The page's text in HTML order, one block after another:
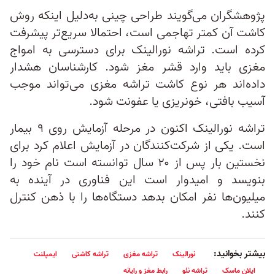
پژوهشگران می‌گویند طراحی چینی به‌دلیل اینکه روش
کاشت آن کمتر تهاجمی است، احتمالا سریع‌تر پیشرفت
کرده است. تراشه نورالینک برای دسترسی به امواج
مغزی باید وارد قشر مغز شود. کارشناسان هشدار
داده‌اند هر نوع کاشت تراشه مغزی می‌تواند موجب
آسیب بافتی، خونریزی یا عفونت شود.
تراشه نورالینک اکنون در مرحله آزمایش روی ۹ بیمار
است. یکی از شرکت‌کنندگان در آزمایش‌ اعلام کرد برای
نخستین بار پس از ۲۰ سال توانسته است نام خود را
بنویسد و امیدوار است این فناوری در آینده به
میلیون‌ها نفر امکان بدهد دستگاه‌ها را با ذهن کنترل
کنند.
بیشتر بخوانید: نورالینک تراشه مغزی تراشه کاشتی
ایمپلنت
ایلان ماسک
تراشه نئو رابط مغز و رایانه